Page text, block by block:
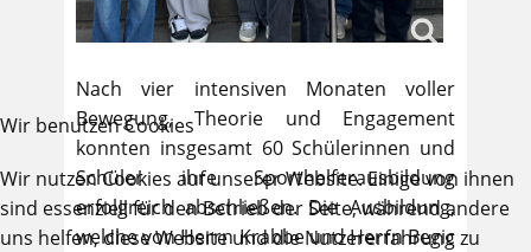
Nach vier intensiven Monaten voller
Bewegung, Theorie und Engagement
konnten insgesamt 60 Schülerinnen und
Schüler ihre Sporthelferausbildung
erfolgreich abschließen. Die Ausbildung,
welche von Herrn Krabbe und Herrn Begic
Wir benutzen Cookies
Wir nutzen Cookies auf unserer Website. Einige von ihnen
sind essenziell für den Betrieb der Seite, während andere
uns helfen, diese Website und die Nutzererfahrung zu